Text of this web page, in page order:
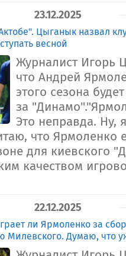
23.12.2025
Цыганык назвал
весной
Журналист Игорь
что Андрей
этого сезона
за
Это неправда. Ну,
что Ярмоленко
для киевского
качеством
22.12.2025
ли Ярмоленко за
Милевского. Думаю, что